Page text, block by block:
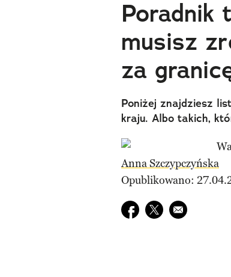
musisz
za
Poniżej znajdziesz
kraju. Albo takich,
Anna Szczypczyńska
Opublikowano:
Udostępnij na facebook
Udostępnij na
E-mail do